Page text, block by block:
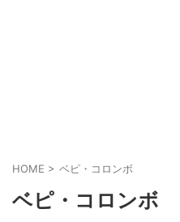
HOME > ベピ・コロンボ
ベピ・コロンボ